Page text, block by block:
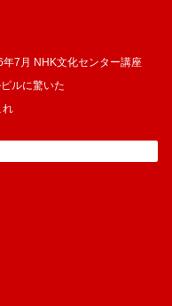
7月 NHK文化センター講座
ルに驚いた
れ